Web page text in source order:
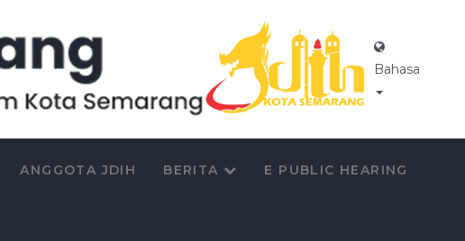
Bahasa
ANGGOTA JDIH BERITA E PUBLIC HEARING